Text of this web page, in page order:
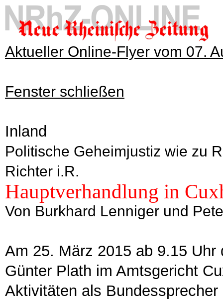
Aktueller Online-Flyer vom 07.
Fenster schließen
Inland
Politische Geheimjustiz wie zu
Richter i.R.
Hauptverhandlung in
Von Burkhard Lenniger und
Am 25. März 2015 ab 9.15
Günter Plath im Amtsgericht
Aktivitäten als